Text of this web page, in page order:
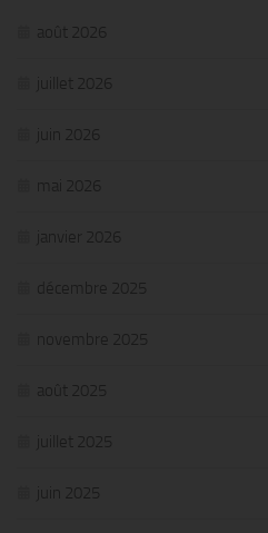
août 2026
juillet 2026
juin 2026
mai 2026
janvier 2026
décembre 2025
novembre 2025
août 2025
juillet 2025
juin 2025